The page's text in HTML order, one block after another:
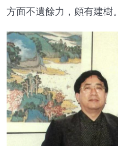
方面不遺餘力，頗有建樹。